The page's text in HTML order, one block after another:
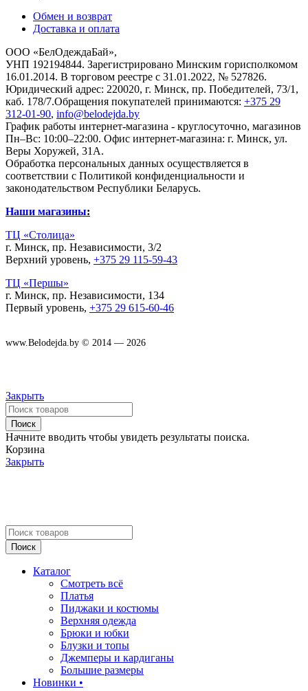
Обмен и возврат
Доставка и оплата
ООО «БелОдеждаБай»,
УНП 192194844. Зарегистрировано Минским горисполкомом
16.01.2014. В торговом реестре с 31.01.2022, № 527826.
Юридический адрес: 220020, г. Минск, пр. Победителей, 73/1,
каб. 178/7.Обращения покупателей принимаются: +375 29
312-01-90, info@belodejda.by
График работы интернет-магазина - круглосуточно, магазинов
Пн–Вс: 10:00–22:00. Офис интернет-магазина: г. Минск, ул.
Веры Хоружей, 31А.
Обработка персональных данных осуществляется в
соответствии с Политикой конфиденциальности и
законодательством Республики Беларусь.
Наши магазины:
ТЦ «Столица»
г. Минск, пр. Независимости, 3/2
Верхний уровень, +375 29 115-59-43
ТЦ «Першы»
г. Минск, пр. Независимости, 134
Первый уровень, +375 29 615-60-46
www.Belodejda.by © 2014 — 2026
Закрыть
Поиск
Начните вводить чтобы увидеть результаты поиска.
Корзина
Закрыть
Поиск
Каталог
Смотреть всё
Платья
Пиджаки и костюмы
Верхняя одежда
Брюки и юбки
Блузки и топы
Джемперы и кардиганы
Большие размеры
Новинки •